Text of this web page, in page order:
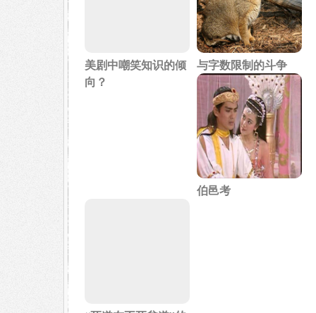
美剧中嘲笑知识的倾
向？
与字数限制的斗争
伯邑考